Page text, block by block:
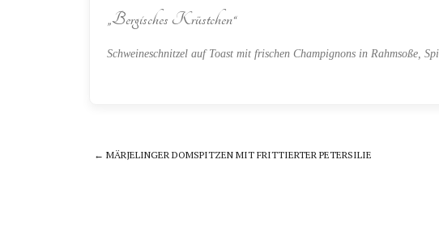
„Bergisches Krüstchen“
Schweineschnitzel auf Toast mit frischen Champignons in Rahmsoße,
← MÄRJELINGER DOMSPITZEN MIT FRITTIERTER PETERSILIE